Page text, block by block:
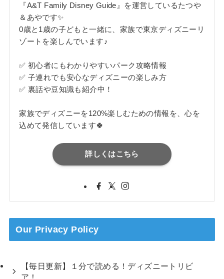
『A&T Family Disney Guide』を運営しているたつや
＆あやです✨
0歳と1歳の子どもと一緒に、家族で東京ディズニーリ
ゾートを楽しんでいます♪
✅ 初心者にもわかりやすいパーク攻略情報
✅ 子連れでも安心なディズニーの楽しみ方
✅ 裏話や豆知識も紹介中！
家族でディズニーを120%楽しむための情報を、心を
込めて発信しています🍀
詳しくはこちら
Our Privacy Policy
【毎日更新】１分で読める！ディズニートリビ
ア！